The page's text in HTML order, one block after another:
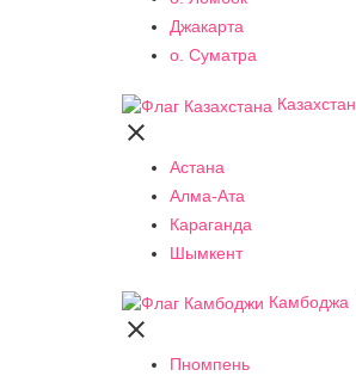
Джакарта
о. Суматра
Казахстан

Астана
Алма-Ата
Караганда
Шымкент
Камбоджа

Пномпень